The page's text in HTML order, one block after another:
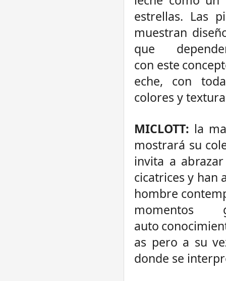
estrellas. Las
muestran
que
con este
eche,
con
colores y
MICLOTT: la
mostrará su
invita a
cicatrices y han
hombre
momentos
auto
as pero a su
donde se